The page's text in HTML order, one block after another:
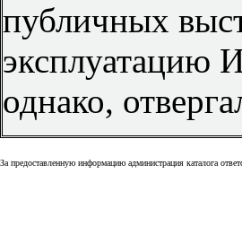
публичных
эксплуатацию
однако,
За предоставленную информацию администрация каталога